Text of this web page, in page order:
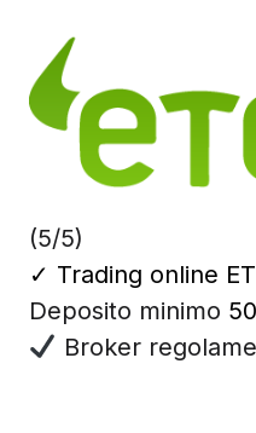
(5/5)
✓ Trading online
Deposito minimo
Broker